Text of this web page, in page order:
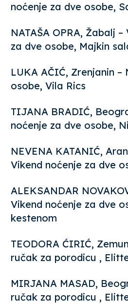
noćenje za dve osobe,
NATAŠA OPRA, Žabalj
za dve osobe, Majkin
LUKA AČIĆ, Zrenjanin –
osobe, Vila Rics
TIJANA BRADIĆ,
noćenje za dve osobe,
NEVENA KATANIĆ,
Vikend noćenje za dve
ALEKSANDAR
Vikend noćenje za dve
kestenom
TEODORA ĆIRIĆ,
ručak za porodicu ,
MIRJANA MASAD,
ručak za porodicu ,